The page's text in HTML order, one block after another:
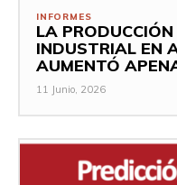
INFORMES
LA
INDUSTRIAL EN
AUMENTÓ
11 Junio, 2026